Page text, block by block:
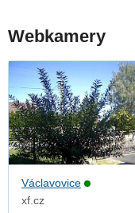
Webkamery
Václavovice
xf.cz